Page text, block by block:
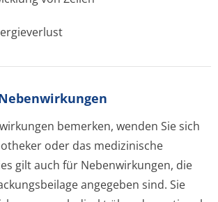
bemerken, wenden Sie sich
oder das medizinische
gilt auch für Nebenwirkungen, die
angegeben sind. Sie